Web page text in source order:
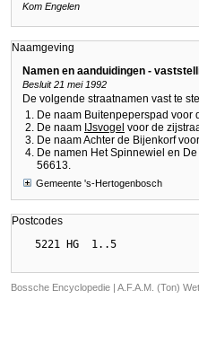
Kom Engelen
Naamgeving
Namen en aanduidingen -
Besluit 21 mei 1992
De volgende straatnamen vast te
De naam Buitenpeperspad voor
De naam IJsvogel voor de
De naam Achter de Bijenkorf
De namen Het Spinnewiel en
56613.
Gemeente 's-Hertogenbosch
Postcodes
Bossche Encyclopedie | A.F.A.M. (Ton)